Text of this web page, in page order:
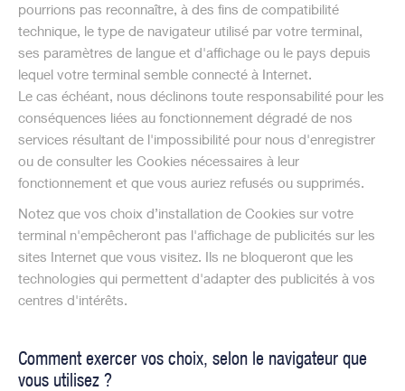
pourrions pas reconnaître, à des fins de compatibilité
technique, le type de navigateur utilisé par votre terminal,
ses paramètres de langue et d'affichage ou le pays depuis
lequel votre terminal semble connecté à Internet.
Le cas échéant, nous déclinons toute responsabilité pour les
conséquences liées au fonctionnement dégradé de nos
services résultant de l'impossibilité pour nous d'enregistrer
ou de consulter les Cookies nécessaires à leur
fonctionnement et que vous auriez refusés ou supprimés.
Notez que vos choix d’installation de Cookies sur votre
terminal n'empêcheront pas l'affichage de publicités sur les
sites Internet que vous visitez. Ils ne bloqueront que les
technologies qui permettent d'adapter des publicités à vos
centres d'intérêts.
Comment exercer vos choix, selon le navigateur que
vous utilisez ?